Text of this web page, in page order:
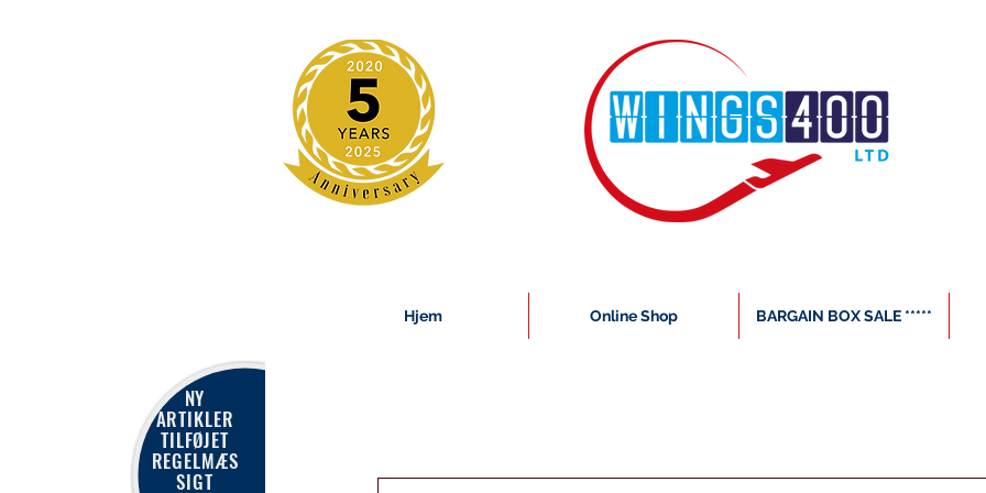
Hjem Online Shop BARGAIN BOX SALE *****
NY
ARTIKLER
TILFØJET
REGELMÆS
SIGT